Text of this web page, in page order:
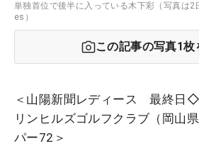
単独首位で後半に入っている木下彩（写真は
es）
この記事の写真1枚
＜山陽新聞レディース 最終日
リンヒルズゴルフクラブ（岡山
パー72＞